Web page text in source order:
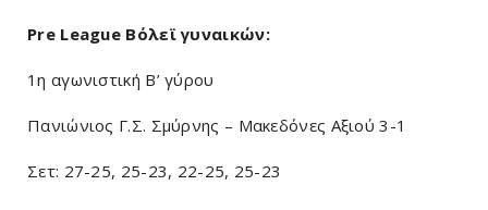
Pre League Βόλεϊ γυναικών:
1η αγωνιστική Β’ γύρου
Πανιώνιος Γ.Σ. Σμύρνης – Μακεδόνες Αξιού 3-1
Σετ: 27-25, 25-23, 22-25, 25-23